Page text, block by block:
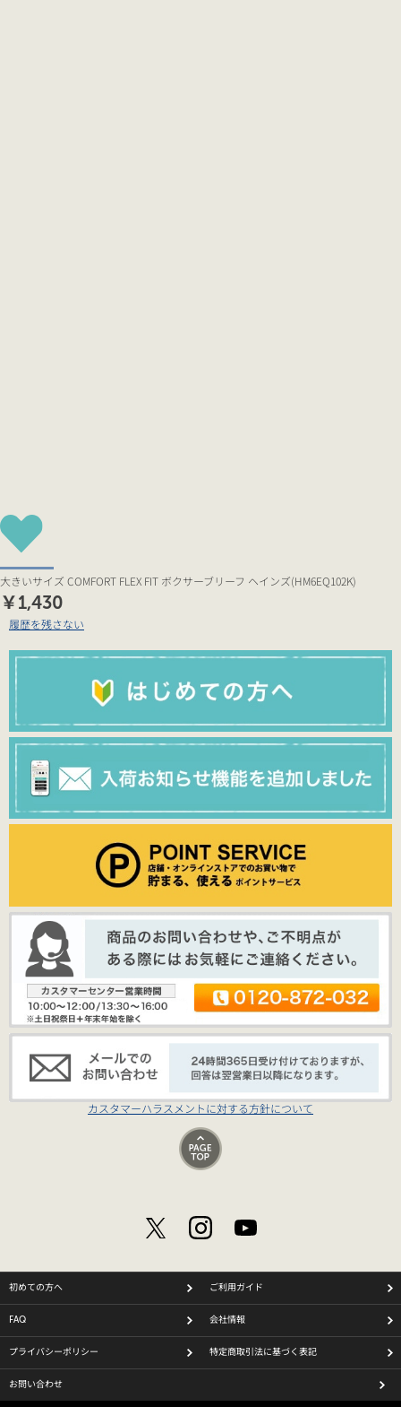
大きいサイズ COMFORT FLEX FIT ボクサーブリーフ ヘインズ(HM6EQ102K)
￥1,430
履歴を残さない
カスタマーハラスメントに対する方針について
初めての方へ ご利用ガイド
FAQ 会社情報
プライバシーポリシー 特定商取引法に基づく表記
お問い合わせ